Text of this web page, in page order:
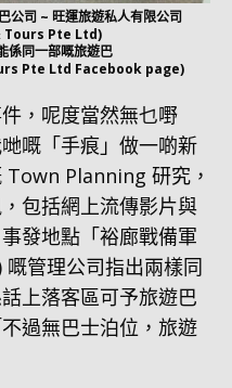
公司 ~ 旺運旅遊私人有限公司
Tours Pte Ltd)
係同一部嘅旅遊巴
Pte Ltd Facebook page)
，呢度當然無乜嘢
嘅「手痕」做一啲新
Town Planning 研究，
包括網上流傳影片與
發地點「裕廊戰備軍
嘅管理公司指出兩樣同
上落客區可予旅遊巴
過無巴士泊位，旅遊